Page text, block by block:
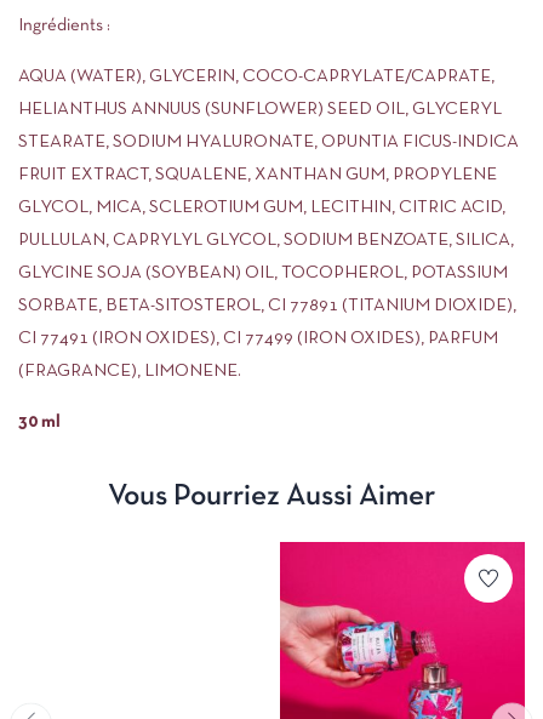
Ingrédients :
AQUA (WATER), GLYCERIN, COCO-CAPRYLATE/CAPRATE,
HELIANTHUS ANNUUS (SUNFLOWER) SEED OIL, GLYCERYL
STEARATE, SODIUM HYALURONATE, OPUNTIA FICUS-INDICA
FRUIT EXTRACT, SQUALENE, XANTHAN GUM, PROPYLENE
GLYCOL, MICA, SCLEROTIUM GUM, LECITHIN, CITRIC ACID,
PULLULAN, CAPRYLYL GLYCOL, SODIUM BENZOATE, SILICA,
GLYCINE SOJA (SOYBEAN) OIL, TOCOPHEROL, POTASSIUM
SORBATE, BETA-SITOSTEROL, CI 77891 (TITANIUM DIOXIDE),
CI 77491 (IRON OXIDES), CI 77499 (IRON OXIDES), PARFUM
(FRAGRANCE), LIMONENE.
30 ml
Vous Pourriez Aussi Aimer